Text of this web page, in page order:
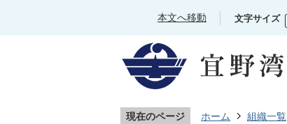
本文へ移動 文字サイズ
現在のページ ホーム 組織一覧